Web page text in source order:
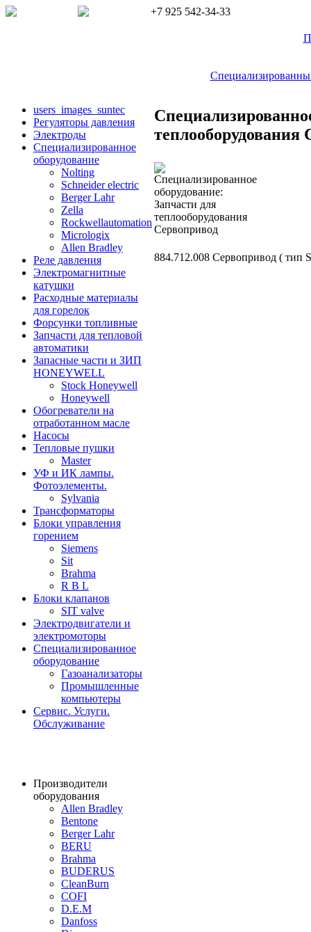
+7 925 542-34-33
users_images_suntec
Регуляторы давления
Электроды
Cпециализированное
оборудование
Nolting
Schneider electric
Berger Lahr
Zella
Rockwellautomation
Micrologix
Allen Bradley
Реле давления
Электромагнитные
катушки
Расходные материалы
для горелок
Форсунки топливные
Запчасти для тепловой
автоматики
Запасные части и ЗИП
HONEYWELL
Stock Honeywell
Honeywell
Обогреватели на
отработанном масле
Насосы
Тепловые пушки
Master
УФ и ИК лампы.
Фотоэлементы.
Sylvania
Трансформаторы
Блоки управления
горением
Siemens
Sit
Brahma
R B L
Блоки клапанов
SIT valve
Электродвигатели и
электромоторы
Специализированное
оборудование
Газоанализаторы
Промышленные
компьютеры
Сервис. Услуги.
Обслуживание
Производители
оборудования
Allen Bradley
Bentone
Berger Lahr
BERU
Brahma
BUDERUS
CleanBurn
COFI
D.E.M
Danfoss
теплооборудования
884.712.008 Сервопривод ( тип